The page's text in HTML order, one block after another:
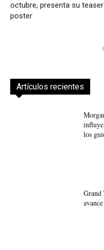
octubre, presenta su teaser
poster
Artículos recientes
influye
los
Grand